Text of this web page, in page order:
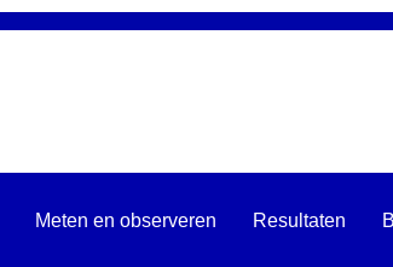
Meten en observeren Resultaten